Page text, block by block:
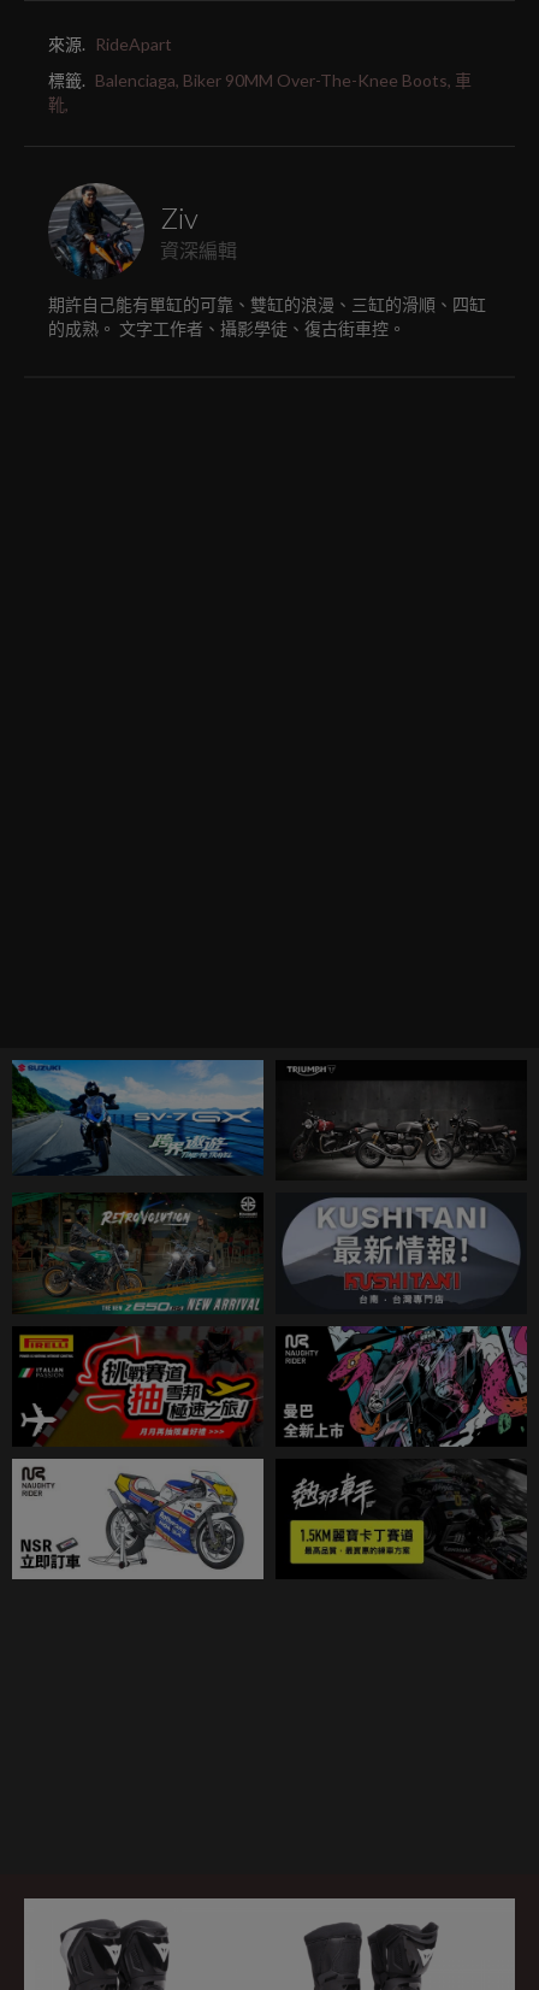
來源.
RideApart
標籤. Balenciaga, Biker 90MM Over-The-Knee Boots, 車
靴,
Ziv
資深編輯
期許自己能有單缸的可靠、雙缸的浪漫、三缸的滑順、四缸
的成熟。 文字工作者、攝影學徒、復古街車控。